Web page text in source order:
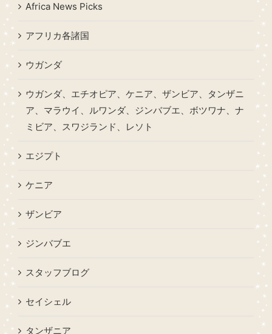
Africa News Picks
アフリカ各諸国
ウガンダ
ウガンダ、エチオピア、ケニア、ザンビア、タンザニ
ア、マラウイ、ルワンダ、ジンバブエ、ボツワナ、ナ
ミビア、スワジランド、レソト
エジプト
ケニア
ザンビア
ジンバブエ
スタッフブログ
セイシェル
タンザニア